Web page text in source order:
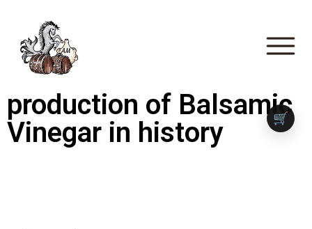
production of Balsamic
Vinegar in history
🛒